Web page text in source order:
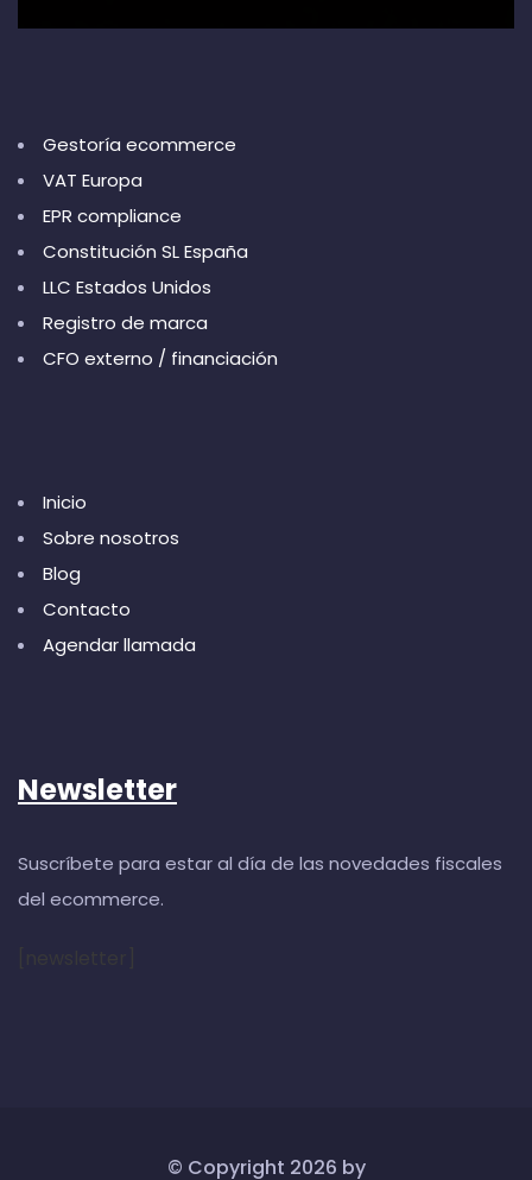
Gestoría ecommerce
VAT Europa
EPR compliance
Constitución SL España
LLC Estados Unidos
Registro de marca
CFO externo / financiación
Inicio
Sobre nosotros
Blog
Contacto
Agendar llamada
Newsletter
Suscríbete para estar al día de las novedades fiscales
del ecommerce.
© Copyright 2026 by